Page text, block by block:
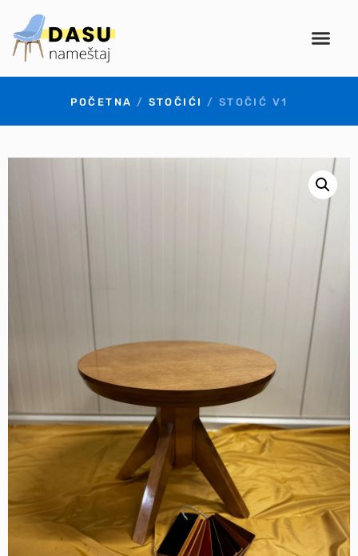
POČETNA / STOČIĆI / STOČIĆ V1